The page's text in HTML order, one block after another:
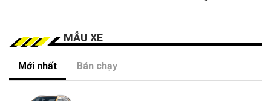
MẪU XE
Mới nhất Bán chạy